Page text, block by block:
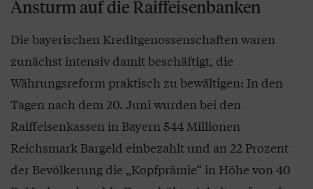
Ansturm auf die Raiffeisenbanken
Die bayerischen Kreditgenossenschaften waren
zunächst intensiv damit beschäftigt, die
Währungsreform praktisch zu bewältigen: In den
Tagen nach dem 20. Juni wurden bei den
Raiffeisenkassen in Bayern 544 Millionen
Reichsmark Bargeld einbezahlt und an 22 Prozent
der Bevölkerung die „Kopfprämie“ in Höhe von 40